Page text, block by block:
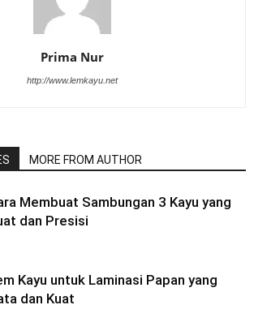
Prima Nur
http://www.lemkayu.net
MORE FROM AUTHOR
Membuat Sambungan 3 Kayu yang
dan Presisi
Kayu untuk Laminasi Papan yang
dan Kuat